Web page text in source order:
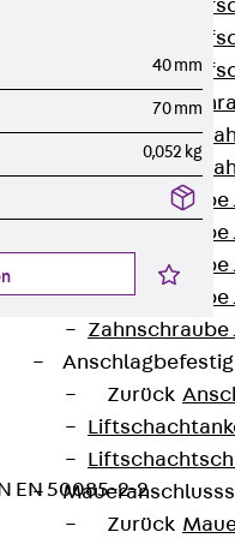
Zahnschraube
Zahnschraube
Zahnschraube
Zahnschraube
Zahnschraube
Zurück
Zurück
40 mm
70 mm
0,052 kg
EN 50085-2-2